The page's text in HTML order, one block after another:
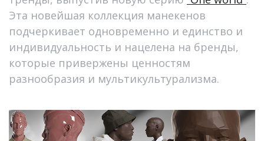
Эта новейшая коллекция манекенов
подчеркивает одновременно и единство и
индивидуальность и нацелена на бренды,
которые привержены ценностям
разнообразия и мультикультурализма.